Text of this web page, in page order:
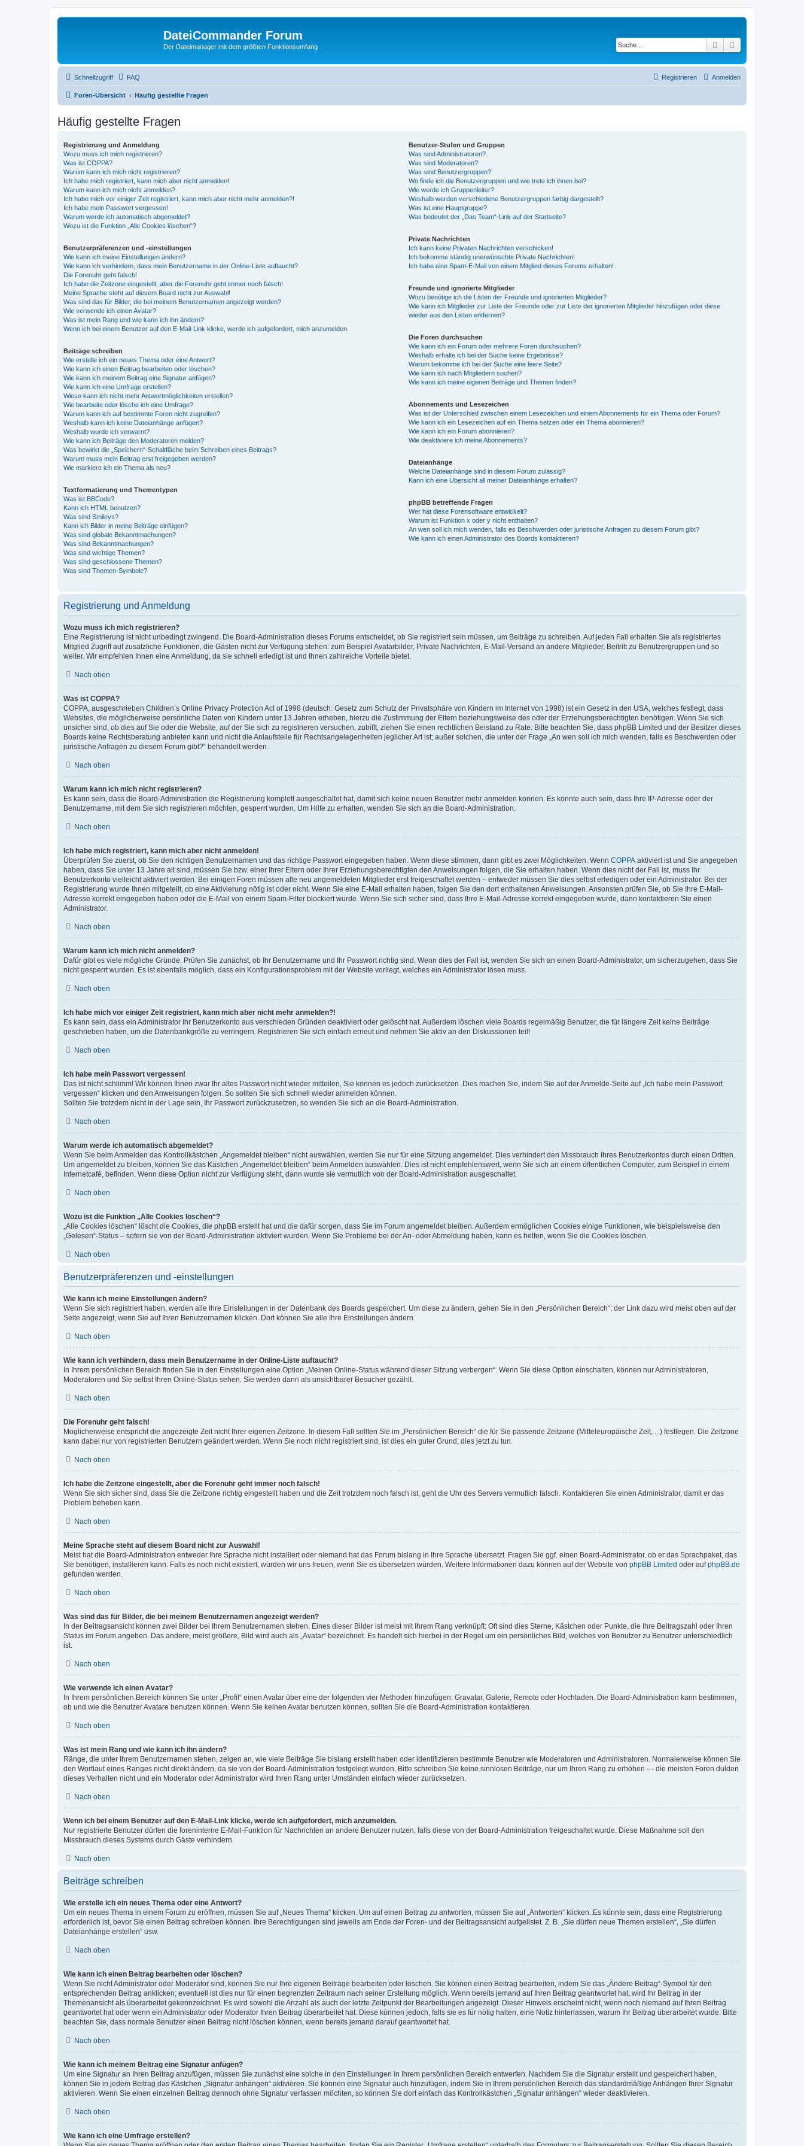
DateiCommander Forum
Der Dateimanager mit dem größten Funktionsumfang Suche
Schnellzugriff FAQ Anmelden
Registrieren
Foren-Übersicht Häufig gestellte Fragen
Häufig gestellte Fragen
Registrierung und Anmeldung
Wozu muss ich mich registrieren?
Was ist COPPA?
Warum kann ich mich nicht registrieren?
Ich habe mich registriert, kann mich aber nicht anmelden!
Warum kann ich mich nicht anmelden?
Ich habe mich vor einiger Zeit registriert, kann mich aber nicht mehr anmelden?!
Ich habe mein Passwort vergessen!
Warum werde ich automatisch abgemeldet?
Wozu ist die Funktion „Alle Cookies löschen“?
Benutzerpräferenzen und -einstellungen
Wie kann ich meine Einstellungen ändern?
Wie kann ich verhindern, dass mein Benutzername in der Online-Liste auftaucht?
Die Forenuhr geht falsch!
Ich habe die Zeitzone eingestellt, aber die Forenuhr geht immer noch falsch!
Meine Sprache steht auf diesem Board nicht zur Auswahl!
Was sind das für Bilder, die bei meinem Benutzernamen angezeigt werden?
Wie verwende ich einen Avatar?
Was ist mein Rang und wie kann ich ihn ändern?
Wenn ich bei einem Benutzer auf den E-Mail-Link klicke, werde ich aufgefordert, mich anzumelden.
Beiträge schreiben
Wie erstelle ich ein neues Thema oder eine Antwort?
Wie kann ich einen Beitrag bearbeiten oder löschen?
Wie kann ich meinem Beitrag eine Signatur anfügen?
Wie kann ich eine Umfrage erstellen?
Wieso kann ich nicht mehr Antwortmöglichkeiten erstellen?
Wie bearbeite oder lösche ich eine Umfrage?
Warum kann ich auf bestimmte Foren nicht zugreifen?
Weshalb kann ich keine Dateianhänge anfügen?
Weshalb wurde ich verwarnt?
Wie kann ich Beiträge den Moderatoren melden?
Was bewirkt die „Speichern“-Schaltfläche beim Schreiben eines Beitrags?
Warum muss mein Beitrag erst freigegeben werden?
Wie markiere ich ein Thema als neu?
Textformatierung und Thementypen
Was ist BBCode?
Kann ich HTML benutzen?
Was sind Smileys?
Kann ich Bilder in meine Beiträge einfügen?
Was sind globale Bekanntmachungen?
Was sind Bekanntmachungen?
Was sind wichtige Themen?
Was sind geschlossene Themen?
Was sind Themen-Symbole?
Benutzer-Stufen und Gruppen
Was sind Administratoren?
Was sind Moderatoren?
Was sind Benutzergruppen?
Wo finde ich die Benutzergruppen und wie trete ich ihnen bei?
Wie werde ich Gruppenleiter?
Weshalb werden verschiedene Benutzergruppen farbig dargestellt?
Was ist eine Hauptgruppe?
Was bedeutet der „Das Team“-Link auf der Startseite?
Private Nachrichten
Ich kann keine Privaten Nachrichten verschicken!
Ich bekomme ständig unerwünschte Private Nachrichten!
Ich habe eine Spam-E-Mail von einem Mitglied dieses Forums erhalten!
Freunde und ignorierte Mitglieder
Wozu benötige ich die Listen der Freunde und ignorierten Mitglieder?
Wie kann ich Mitglieder zur Liste der Freunde oder zur Liste der ignorierten Mitglieder hinzufügen oder diese
wieder aus den Listen entfernen?
Die Foren durchsuchen
Wie kann ich ein Forum oder mehrere Foren durchsuchen?
Weshalb erhalte ich bei der Suche keine Ergebnisse?
Warum bekomme ich bei der Suche eine leere Seite?
Wie kann ich nach Mitgliedern suchen?
Wie kann ich meine eigenen Beiträge und Themen finden?
Abonnements und Lesezeichen
Was ist der Unterschied zwischen einem Lesezeichen und einem Abonnements für ein Thema oder Forum?
Wie kann ich ein Lesezeichen auf ein Thema setzen oder ein Thema abonnieren?
Wie kann ich ein Forum abonnieren?
Wie deaktiviere ich meine Abonnements?
Dateianhänge
Welche Dateianhänge sind in diesem Forum zulässig?
Kann ich eine Übersicht all meiner Dateianhänge erhalten?
phpBB betreffende Fragen
Wer hat diese Forensoftware entwickelt?
Warum ist Funktion x oder y nicht enthalten?
An wen soll ich mich wenden, falls es Beschwerden oder juristische Anfragen zu diesem Forum gibt?
Wie kann ich einen Administrator des Boards kontaktieren?
Registrierung und Anmeldung
Wozu muss ich mich registrieren?
Eine Registrierung ist nicht unbedingt zwingend. Die Board-Administration dieses Forums entscheidet, ob Sie registriert sein müssen, um Beiträge zu schreiben. Auf jeden Fall erhalten Sie als registriertes
Mitglied Zugriff auf zusätzliche Funktionen, die Gästen nicht zur Verfügung stehen: zum Beispiel Avatarbilder, Private Nachrichten, E-Mail-Versand an andere Mitglieder, Beitritt zu Benutzergruppen und so
weiter. Wir empfehlen Ihnen eine Anmeldung, da sie schnell erledigt ist und Ihnen zahlreiche Vorteile bietet.
Nach oben
Was ist COPPA?
COPPA, ausgeschrieben Children’s Online Privacy Protection Act of 1998 (deutsch: Gesetz zum Schutz der Privatsphäre von Kindern im Internet von 1998) ist ein Gesetz in den USA, welches festlegt, dass
Websites, die möglicherweise persönliche Daten von Kindern unter 13 Jahren erheben, hierzu die Zustimmung der Eltern beziehungsweise des oder der Erziehungsberechtigten benötigen. Wenn Sie sich
unsicher sind, ob dies auf Sie oder die Website, auf der Sie sich zu registrieren versuchen, zutrifft, ziehen Sie einen rechtlichen Beistand zu Rate. Bitte beachten Sie, dass phpBB Limited und der Besitzer dieses
Boards keine Rechtsberatung anbieten kann und nicht die Anlaufstelle für Rechtsangelegenheiten jeglicher Art ist; außer solchen, die unter der Frage „An wen soll ich mich wenden, falls es Beschwerden oder
juristische Anfragen zu diesem Forum gibt?“ behandelt werden.
Nach oben
Warum kann ich mich nicht registrieren?
Es kann sein, dass die Board-Administration die Registrierung komplett ausgeschaltet hat, damit sich keine neuen Benutzer mehr anmelden können. Es könnte auch sein, dass Ihre IP-Adresse oder der
Benutzername, mit dem Sie sich registrieren möchten, gesperrt wurden. Um Hilfe zu erhalten, wenden Sie sich an die Board-Administration.
Nach oben
Ich habe mich registriert, kann mich aber nicht anmelden!
Überprüfen Sie zuerst, ob Sie den richtigen Benutzernamen und das richtige Passwort eingegeben haben. Wenn diese stimmen, dann gibt es zwei Möglichkeiten. Wenn COPPA aktiviert ist und Sie angegeben
haben, dass Sie unter 13 Jahre alt sind, müssen Sie bzw. einer Ihrer Eltern oder Ihrer Erziehungsberechtigten den Anweisungen folgen, die Sie erhalten haben. Wenn dies nicht der Fall ist, muss Ihr
Benutzerkonto vielleicht aktiviert werden. Bei einigen Foren müssen alle neu angemeldeten Mitglieder erst freigeschaltet werden – entweder müssen Sie dies selbst erledigen oder ein Administrator. Bei der
Registrierung wurde Ihnen mitgeteilt, ob eine Aktivierung nötig ist oder nicht. Wenn Sie eine E-Mail erhalten haben, folgen Sie den dort enthaltenen Anweisungen. Ansonsten prüfen Sie, ob Sie Ihre E-Mail-
Adresse korrekt eingegeben haben oder die E-Mail von einem Spam-Filter blockiert wurde. Wenn Sie sich sicher sind, dass Ihre E-Mail-Adresse korrekt eingegeben wurde, dann kontaktieren Sie einen
Administrator.
Nach oben
Warum kann ich mich nicht anmelden?
Dafür gibt es viele mögliche Gründe. Prüfen Sie zunächst, ob Ihr Benutzername und Ihr Passwort richtig sind. Wenn dies der Fall ist, wenden Sie sich an einen Board-Administrator, um sicherzugehen, dass Sie
nicht gesperrt wurden. Es ist ebenfalls möglich, dass ein Konfigurationsproblem mit der Website vorliegt, welches ein Administrator lösen muss.
Nach oben
Ich habe mich vor einiger Zeit registriert, kann mich aber nicht mehr anmelden?!
Es kann sein, dass ein Administrator Ihr Benutzerkonto aus verschieden Gründen deaktiviert oder gelöscht hat. Außerdem löschen viele Boards regelmäßig Benutzer, die für längere Zeit keine Beiträge
geschrieben haben, um die Datenbankgröße zu verringern. Registrieren Sie sich einfach erneut und nehmen Sie aktiv an den Diskussionen teil!
Nach oben
Ich habe mein Passwort vergessen!
Das ist nicht schlimm! Wir können Ihnen zwar Ihr altes Passwort nicht wieder mitteilen, Sie können es jedoch zurücksetzen. Dies machen Sie, indem Sie auf der Anmelde-Seite auf „Ich habe mein Passwort
vergessen“ klicken und den Anweisungen folgen. So sollten Sie sich schnell wieder anmelden können.
Sollten Sie trotzdem nicht in der Lage sein, Ihr Passwort zurückzusetzen, so wenden Sie sich an die Board-Administration.
Nach oben
Warum werde ich automatisch abgemeldet?
Wenn Sie beim Anmelden das Kontrollkästchen „Angemeldet bleiben“ nicht auswählen, werden Sie nur für eine Sitzung angemeldet. Dies verhindert den Missbrauch Ihres Benutzerkontos durch einen Dritten.
Um angemeldet zu bleiben, können Sie das Kästchen „Angemeldet bleiben“ beim Anmelden auswählen. Dies ist nicht empfehlenswert, wenn Sie sich an einem öffentlichen Computer, zum Beispiel in einem
Internetcafé, befinden. Wenn diese Option nicht zur Verfügung steht, dann wurde sie vermutlich von der Board-Administration ausgeschaltet.
Nach oben
Wozu ist die Funktion „Alle Cookies löschen“?
„Alle Cookies löschen“ löscht die Cookies, die phpBB erstellt hat und die dafür sorgen, dass Sie im Forum angemeldet bleiben. Außerdem ermöglichen Cookies einige Funktionen, wie beispielsweise den
„Gelesen“-Status – sofern sie von der Board-Administration aktiviert wurden. Wenn Sie Probleme bei der An- oder Abmeldung haben, kann es helfen, wenn Sie die Cookies löschen.
Nach oben
Benutzerpräferenzen und -einstellungen
Wie kann ich meine Einstellungen ändern?
Wenn Sie sich registriert haben, werden alle Ihre Einstellungen in der Datenbank des Boards gespeichert. Um diese zu ändern, gehen Sie in den „Persönlichen Bereich“; der Link dazu wird meist oben auf der
Seite angezeigt, wenn Sie auf Ihren Benutzernamen klicken. Dort können Sie alle Ihre Einstellungen ändern.
Nach oben
Wie kann ich verhindern, dass mein Benutzername in der Online-Liste auftaucht?
In Ihrem persönlichen Bereich finden Sie in den Einstellungen eine Option „Meinen Online-Status während dieser Sitzung verbergen“. Wenn Sie diese Option einschalten, können nur Administratoren,
Moderatoren und Sie selbst Ihren Online-Status sehen. Sie werden dann als unsichtbarer Besucher gezählt.
Nach oben
Die Forenuhr geht falsch!
Möglicherweise entspricht die angezeigte Zeit nicht Ihrer eigenen Zeitzone. In diesem Fall sollten Sie im „Persönlichen Bereich“ die für Sie passende Zeitzone (Mitteleuropäische Zeit, ...) festlegen. Die Zeitzone
kann dabei nur von registrierten Benutzern geändert werden. Wenn Sie noch nicht registriert sind, ist dies ein guter Grund, dies jetzt zu tun.
Nach oben
Ich habe die Zeitzone eingestellt, aber die Forenuhr geht immer noch falsch!
Wenn Sie sich sicher sind, dass Sie die Zeitzone richtig eingestellt haben und die Zeit trotzdem noch falsch ist, geht die Uhr des Servers vermutlich falsch. Kontaktieren Sie einen Administrator, damit er das
Problem beheben kann.
Nach oben
Meine Sprache steht auf diesem Board nicht zur Auswahl!
Meist hat die Board-Administration entweder Ihre Sprache nicht installiert oder niemand hat das Forum bislang in Ihre Sprache übersetzt. Fragen Sie ggf. einen Board-Administrator, ob er das Sprachpaket, das
Sie benötigen, installieren kann. Falls es noch nicht existiert, würden wir uns freuen, wenn Sie es übersetzen würden. Weitere Informationen dazu können auf der Website von phpBB Limited oder aufphpBB.de
gefunden werden.
Nach oben
Was sind das für Bilder, die bei meinem Benutzernamen angezeigt werden?
In der Beitragsansicht können zwei Bilder bei Ihrem Benutzernamen stehen. Eines dieser Bilder ist meist mit Ihrem Rang verknüpft: Oft sind dies Sterne, Kästchen oder Punkte, die Ihre Beitragszahl oder Ihren
Status im Forum angeben. Das andere, meist größere, Bild wird auch als „Avatar“ bezeichnet. Es handelt sich hierbei in der Regel um ein persönliches Bild, welches von Benutzer zu Benutzer unterschiedlich
ist.
Nach oben
Wie verwende ich einen Avatar?
In Ihrem persönlichen Bereich können Sie unter „Profil“ einen Avatar über eine der folgenden vier Methoden hinzufügen: Gravatar, Galerie, Remote oder Hochladen. Die Board-Administration kann bestimmen,
ob und wie die Benutzer Avatare benutzen können. Wenn Sie keinen Avatar benutzen können, sollten Sie die Board-Administration kontaktieren.
Nach oben
Was ist mein Rang und wie kann ich ihn ändern?
Ränge, die unter Ihrem Benutzernamen stehen, zeigen an, wie viele Beiträge Sie bislang erstellt haben oder identifizieren bestimmte Benutzer wie Moderatoren und Administratoren. Normalerweise können Sie
den Wortlaut eines Ranges nicht direkt ändern, da sie von der Board-Administration festgelegt wurden. Bitte schreiben Sie keine sinnlosen Beiträge, nur um Ihren Rang zu erhöhen — die meisten Foren dulden
dieses Verhalten nicht und ein Moderator oder Administrator wird Ihren Rang unter Umständen einfach wieder zurücksetzen.
Nach oben
Wenn ich bei einem Benutzer auf den E-Mail-Link klicke, werde ich aufgefordert, mich anzumelden.
Nur registrierte Benutzer dürfen die foreninterne E-Mail-Funktion für Nachrichten an andere Benutzer nutzen, falls diese von der Board-Administration freigeschaltet wurde. Diese Maßnahme soll den
Missbrauch dieses Systems durch Gäste verhindern.
Nach oben
Beiträge schreiben
Wie erstelle ich ein neues Thema oder eine Antwort?
Um ein neues Thema in einem Forum zu eröffnen, müssen Sie auf „Neues Thema“ klicken. Um auf einen Beitrag zu antworten, müssen Sie auf „Antworten“ klicken. Es könnte sein, dass eine Registrierung
erforderlich ist, bevor Sie einen Beitrag schreiben können. Ihre Berechtigungen sind jeweils am Ende der Foren- und der Beitragsansicht aufgelistet. Z. B. „Sie dürfen neue Themen erstellen“, „Sie dürfen
Dateianhänge erstellen“ usw.
Nach oben
Wie kann ich einen Beitrag bearbeiten oder löschen?
Wenn Sie nicht Administrator oder Moderator sind, können Sie nur Ihre eigenen Beiträge bearbeiten oder löschen. Sie können einen Beitrag bearbeiten, indem Sie das „Ändere Beitrag“-Symbol für den
entsprechenden Beitrag anklicken; eventuell ist dies nur für einen begrenzten Zeitraum nach seiner Erstellung möglich. Wenn bereits jemand auf Ihren Beitrag geantwortet hat, wird Ihr Beitrag in der
Themenansicht als überarbeitet gekennzeichnet. Es wird sowohl die Anzahl als auch der letzte Zeitpunkt der Bearbeitungen angezeigt. Dieser Hinweis erscheint nicht, wenn noch niemand auf Ihren Beitrag
geantwortet hat oder wenn ein Administrator oder Moderator Ihren Beitrag überarbeitet hat. Diese können jedoch, falls sie es für nötig halten, eine Notiz hinterlassen, warum Ihr Beitrag überarbeitet wurde. Bitte
beachten Sie, dass normale Benutzer einen Beitrag nicht löschen können, wenn bereits jemand darauf geantwortet hat.
Nach oben
Wie kann ich meinem Beitrag eine Signatur anfügen?
Um eine Signatur an Ihren Beitrag anzufügen, müssen Sie zunächst eine solche in den Einstellungen in Ihrem persönlichen Bereich entwerfen. Nachdem Sie die Signatur erstellt und gespeichert haben,
können Sie in jedem Beitrag das Kästchen „Signatur anhängen“ aktivieren. Sie können eine Signatur auch hinzufügen, indem Sie in Ihrem persönlichen Bereich das standardmäßige Anhängen Ihrer Signatur
aktivieren. Wenn Sie einen einzelnen Beitrag dennoch ohne Signatur verfassen möchten, so können Sie dort einfach das Kontrollkästchen „Signatur anhängen“ wieder deaktivieren.
Nach oben
Wie kann ich eine Umfrage erstellen?